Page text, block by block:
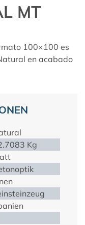
MT
100×100 es
en acabado
Kg